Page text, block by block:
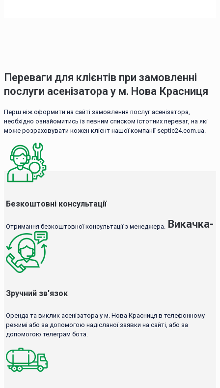
Переваги для клієнтів при замовленні
послуги асенізатора у м. Нова Красниця
Перш ніж оформити на сайті замовлення послуг асенізатора,
необхідно ознайомитись із певним списком істотних переваг, на які
може розраховувати кожен клієнт нашої компанії septic24.com.ua.
Безкоштовні консультації
Отримання безкоштовної консультації з менеджера.
Зручний зв'язок
Оренда та виклик асенізатора у м. Нова Красниця в телефонному
режимі або за допомогою надісланої заявки на сайті, або за
допомогою телеграм бота.
Викачка-